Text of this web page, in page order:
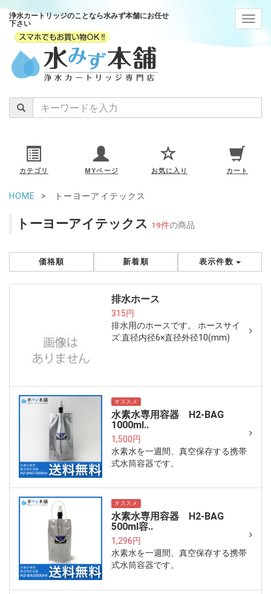
浄水カートリッジのことなら水みず本舗にお任せ
下さい
カテゴリ MYページ お気に入り カート
HOME トーヨーアイテックス
トーヨーアイテックス 19件の商品
価格順 新着順 表示件数
排水ホース
315円
排水用のホースです。 ホースサイ
ズ:直径内径6×直径外径10(mm)
オススメ
水素水専用容器 H2-BAG
1000ml..
1,500円
水素水を一週間、真空保存する携帯
式水筒容器です。
オススメ
水素水専用容器 H2-BAG
500ml容..
1,296円
水素水を一週間、真空保存する携帯
式水筒容器です。